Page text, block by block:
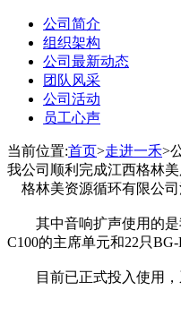
公司简介
组织架构
公司最新动态
团队风采
公司活动
员工心声
当前位置:首页>走进一禾>
我公司顺利完成江西格林
格林美资源循环有限公司
其中音响扩声使用的是我
C100的主席单元和22只
目前已正式投入使用，